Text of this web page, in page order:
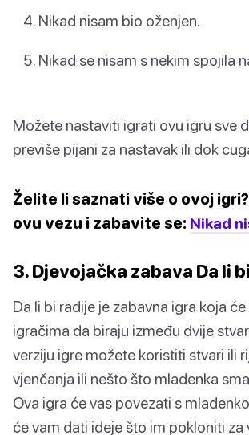
Nikad nisam bio oženjen.
Nikad se nisam s nekim spojila
Možete nastaviti igrati ovu igru sve
previše pijani za nastavak ili dok
Želite li saznati više o ovoj
ovu vezu i zabavite se: Nikad
3. Djevojačka zabava Da li
Da li bi radije je zabavna igra koja
igračima da biraju između dvije
verziju igre možete koristiti stvari ili
vjenčanja ili nešto što mladenka
Ova igra će vas povezati s
će vam dati ideje što im pokloniti za